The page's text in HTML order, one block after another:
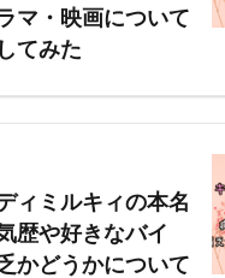
マ・映画について
てみた
ィミルキィの本名
歴や好きなバイ
かどうかについて